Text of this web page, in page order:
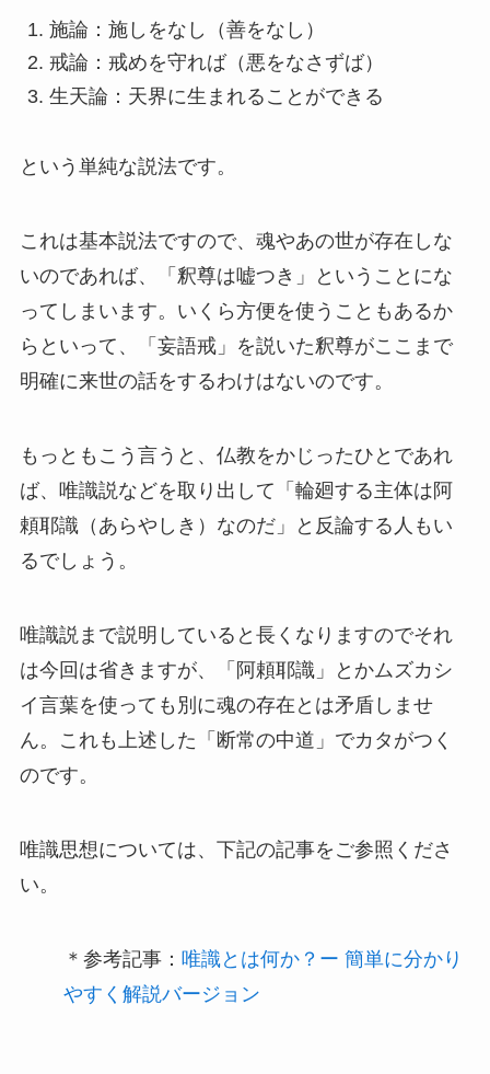
施論：施しをなし（善をなし）
戒論：戒めを守れば（悪をなさずば）
生天論：天界に生まれることができる
という単純な説法です。
これは基本説法ですので、魂やあの世が存在しな
いのであれば、「釈尊は嘘つき」ということにな
ってしまいます。いくら方便を使うこともあるか
らといって、「妄語戒」を説いた釈尊がここまで
明確に来世の話をするわけはないのです。
もっともこう言うと、仏教をかじったひとであれ
ば、唯識説などを取り出して「輪廻する主体は阿
頼耶識（あらやしき）なのだ」と反論する人もい
るでしょう。
唯識説まで説明していると長くなりますのでそれ
は今回は省きますが、「阿頼耶識」とかムズカシ
イ言葉を使っても別に魂の存在とは矛盾しませ
ん。これも上述した「断常の中道」でカタがつく
のです。
唯識思想については、下記の記事をご参照くださ
い。
＊参考記事： 唯識とは何か？ー 簡単に分かり
やすく解説バージョン